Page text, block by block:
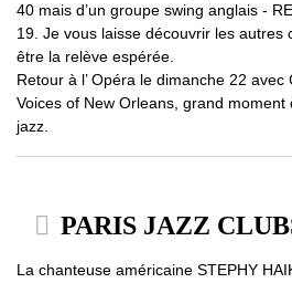
40 mais d’un groupe swing anglais -
19. Je vous laisse découvrir les autres
être la relève espérée.
Retour à l’ Opéra le dimanche 22 avec
Voices of New Orleans, grand
jazz.
PARIS JAZZ
La chanteuse américaine STEPHY